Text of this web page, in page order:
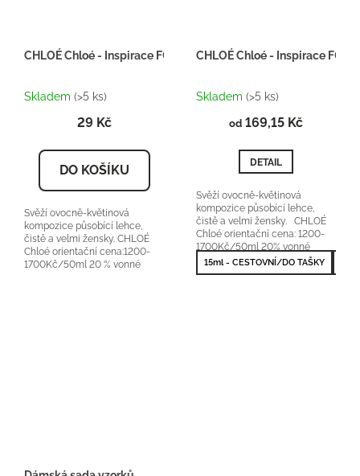
CHLOÉ Chloé - Inspirace F047 - tester 2ml
hodnocení
je
z
5
Skladem (>5 ks)
29 Kč
DO KOŠÍKU
Svěží ovocně-květinová
kompozice působící lehce,
čistě a velmi žensky. CHLOÉ
Chloé orientační cena:1200-
1700Kč/50ml 20 % vonné
CHLOÉ Chloé - Inspirace F047
hodnocení
je
z
5
Skladem (>5 ks)
od 169,15 Kč
DETAIL
Svěží ovocně-květinová
kompozice působící lehce,
čistě a velmi žensky. CHLOÉ
Chloé orientační cena: 1200-
1700Kč/50ml 20% vonné
essence
15ml - CESTOVNÍ/DO TAŠKY